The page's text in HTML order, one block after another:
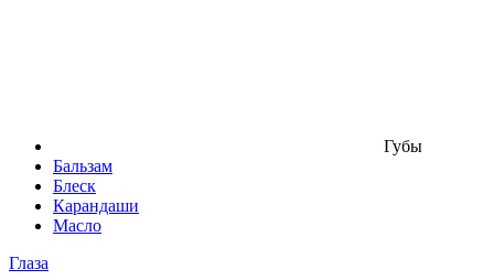
Губы
Бальзам
Блеск
Карандаши
Масло
Глаза